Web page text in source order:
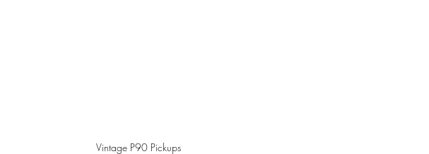
Vintage P90 Pickups